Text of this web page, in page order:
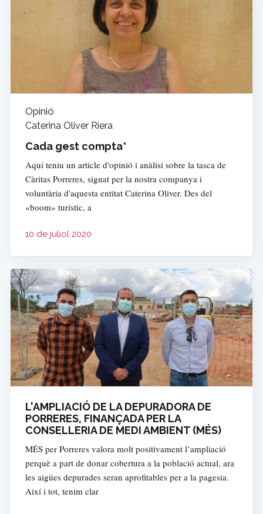
Opinió
Caterina Oliver Riera
Cada gest compta*
Aquí teniu un article d'opinió i anàlisi sobre la tasca de
Càritas Porreres, signat per la nostra companya i
voluntària d'aquesta entitat Caterina Oliver. Des del
«boom» turístic, a
10 de juliol 2020
L'AMPLIACIÓ DE LA DEPURADORA DE
PORRERES, FINANÇADA PER LA
CONSELLERIA DE MEDI AMBIENT (MÉS)
MÉS per Porreres valora molt positivament l’ampliació
perquè a part de donar cobertura a la població actual, ara
les aigües depurades seran aprofitables per a la pagesia.
Així i tot, tenim clar